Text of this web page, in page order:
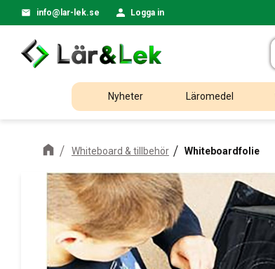
info@lar-lek.se Logga in
Nyheter Läromedel
Whiteboard & tillbehör Whiteboardfolie